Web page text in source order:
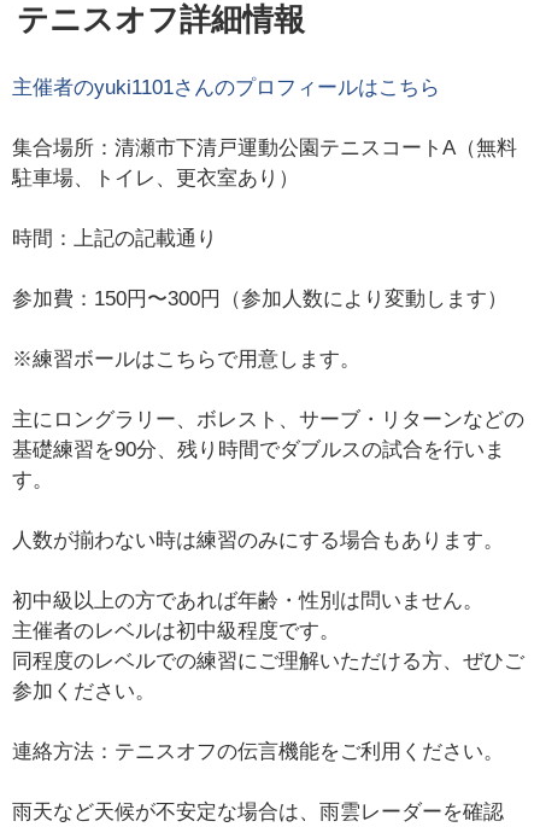
テニスオフ詳細情報
主催者のyuki1101さんのプロフィールはこちら
集合場所：清瀬市下清戸運動公園テニスコートA（無料
駐車場、トイレ、更衣室あり）
時間：上記の記載通り
参加費：150円〜300円（参加人数により変動します）
※練習ボールはこちらで用意します。
主にロングラリー、ボレスト、サーブ・リターンなどの
基礎練習を90分、残り時間でダブルスの試合を行いま
す。
人数が揃わない時は練習のみにする場合もあります。
初中級以上の方であれば年齢・性別は問いません。
主催者のレベルは初中級程度です。
同程度のレベルでの練習にご理解いただける方、ぜひご
参加ください。
連絡方法：テニスオフの伝言機能をご利用ください。
雨天など天候が不安定な場合は、雨雲レーダーを確認